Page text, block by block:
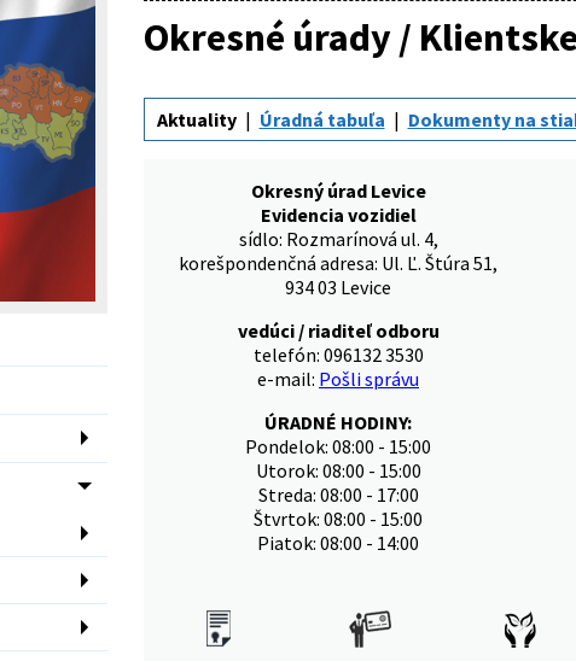
Okresné úrady /
Aktuality Úradná tabuľa Dokumenty na
Okresný úrad Levice
Evidencia vozidiel
sídlo: Rozmarínová ul. 4,
korešpondenčná adresa: Ul. Ľ. Štúra 51,
934 03 Levice
vedúci / riaditeľ odboru
telefón: 096132 3530
e-mail: Pošli správu
ÚRADNÉ HODINY:
Pondelok: 08:00 - 15:00
Utorok: 08:00 - 15:00
Streda: 08:00 - 17:00
Štvrtok: 08:00 - 15:00
Piatok: 08:00 - 14:00